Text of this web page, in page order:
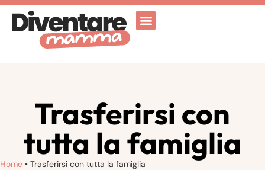
Trasferirsi con
tutta la famiglia
Home • Trasferirsi con tutta la famiglia